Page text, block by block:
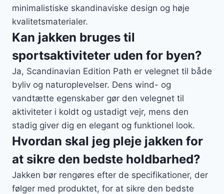
minimalistiske skandinaviske design og høje
kvalitetsmaterialer.
Kan jakken bruges til
sportsaktiviteter uden for byen?
Ja, Scandinavian Edition Path er velegnet til både
byliv og naturoplevelser. Dens wind- og
vandtætte egenskaber gør den velegnet til
aktiviteter i koldt og ustadigt vejr, mens den
stadig giver dig en elegant og funktionel look.
Hvordan skal jeg pleje jakken for
at sikre den bedste holdbarhed?
Jakken bør rengøres efter de specifikationer, der
følger med produktet, for at sikre den bedste